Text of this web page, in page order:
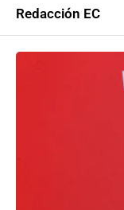
Redacción EC